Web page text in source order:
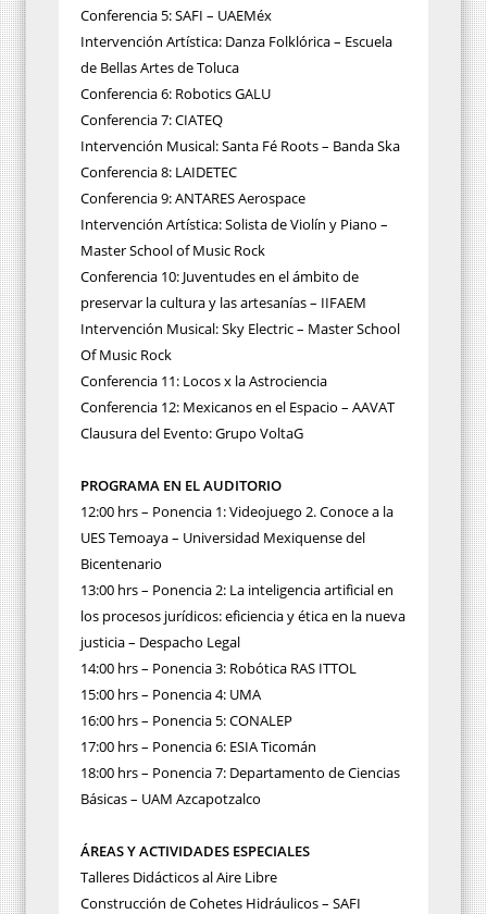
Conferencia 5: SAFI – UAEMéx
Intervención Artística: Danza Folklórica – Escuela
de Bellas Artes de Toluca
Conferencia 6: Robotics GALU
Conferencia 7: CIATEQ
Intervención Musical: Santa Fé Roots – Banda Ska
Conferencia 8: LAIDETEC
Conferencia 9: ANTARES Aerospace
Intervención Artística: Solista de Violín y Piano –
Master School of Music Rock
Conferencia 10: Juventudes en el ámbito de
preservar la cultura y las artesanías – IIFAEM
Intervención Musical: Sky Electric – Master School
Of Music Rock
Conferencia 11: Locos x la Astrociencia
Conferencia 12: Mexicanos en el Espacio – AAVAT
Clausura del Evento: Grupo VoltaG
PROGRAMA EN EL AUDITORIO
12:00 hrs – Ponencia 1: Videojuego 2. Conoce a la
UES Temoaya – Universidad Mexiquense del
Bicentenario
13:00 hrs – Ponencia 2: La inteligencia artificial en
los procesos jurídicos: eficiencia y ética en la nueva
justicia – Despacho Legal
14:00 hrs – Ponencia 3: Robótica RAS ITTOL
15:00 hrs – Ponencia 4: UMA
16:00 hrs – Ponencia 5: CONALEP
17:00 hrs – Ponencia 6: ESIA Ticomán
18:00 hrs – Ponencia 7: Departamento de Ciencias
Básicas – UAM Azcapotzalco
ÁREAS Y ACTIVIDADES ESPECIALES
Talleres Didácticos al Aire Libre
Construcción de Cohetes Hidráulicos – SAFI